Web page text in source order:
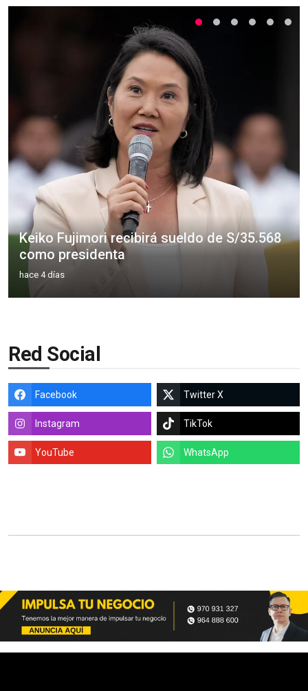
Keiko Fujimori recibirá sueldo de S/35.568
como presidenta
hace 4 días
Red Social
Facebook Twitter X
Instagram TikTok
YouTube WhatsApp